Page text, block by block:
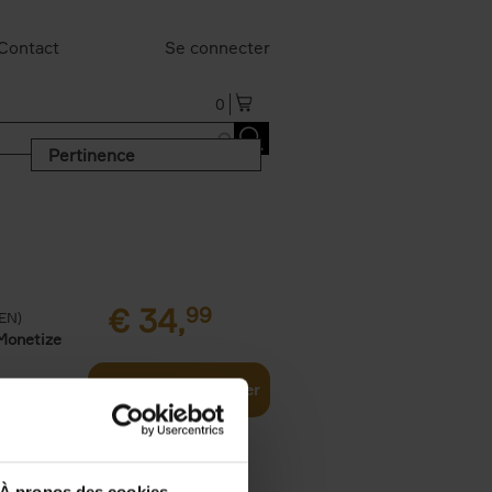
Se connecter
0
Pertinence
€ 34,99
Ajouter au panier